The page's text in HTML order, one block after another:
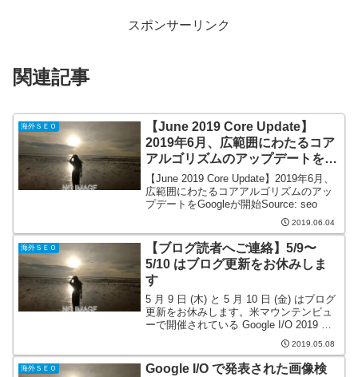
スポンサーリンク
関連記事
海外ＳＥＯ
【June 2019 Core Update】
2019年6月、広範囲にわたるコア
アルゴリズムのアップデートを
Googleが開始
【June 2019 Core Update】2019年6月、
広範囲にわたるコアアルゴリズムのアッ
プデートをGoogleが開始Source: seo
2019.06.04
海外ＳＥＯ
【ブログ読者へご連絡】5/9〜
5/10 はブログ更新をお休みしま
す
5 月 9 日 (木) と 5 月 10 日 (金) はブログ
更新をお休みします。米マウンテンビュ
ーで開催されている Google I/O 2019 に
参加中です。投稿 【ブログ読者へご連
絡】5/9〜5/10 はブログ更新をお休みしま
す は...
2019.05.08
海外ＳＥＯ
Google I/O で発表された画像検